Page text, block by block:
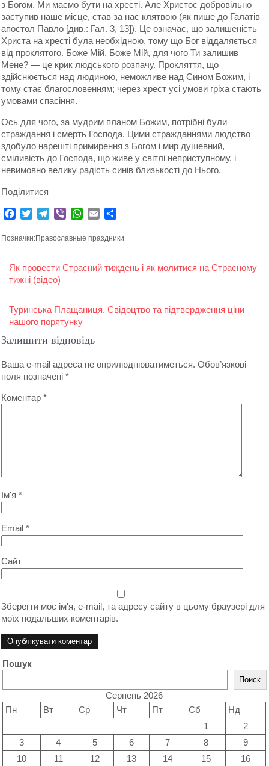
з Богом. Ми маємо бути на хресті. Але Христос добровільно
заступив наше місце, став за нас клятвою (як пише до Галатів
апостол Павло [див.: Гал. 3, 13]). Це означає, що залишеність
Христа на хресті була необхідною, тому що Бог віддаляється
від проклятого. Боже Мій, Боже Мій, для чого Ти залишив
Мене? — це крик людського розпачу. Прокляття, що
здійснюється над людиною, неможливе над Сином Божим, і
тому стає благословенням; через хрест усі умови гріха стають
умовами спасіння.
Ось для чого, за мудрим планом Божим, потрібні були
страждання і смерть Господа. Цими стражданнями людство
здобуло нарешті примирення з Богом і мир душевний,
сміливість до Господа, що живе у світлі неприступному, і
невимовно велику радість синів близькості до Нього.
Подiлитися
Facebook
TwitterTelegram
Viber WhatsApp
Email
Позначки:Православные праздники
записів
Як провести Страсний тиждень і як молитися на Страсному
тижні (відео)
Туринська Плащаниця. Свідоцтво та підтвердження ціни
нашого порятунку
Залишити відповідь
Ваша e-mail адреса не оприлюднюватиметься. Обов’язкові
поля позначені*
Коментар*
Ім'я*
Email*
Сайт
Зберегти моє ім'я, e-mail, та адресу сайту в цьому браузері для
моїх подальших коментарів.
Пошук
Поиск
Серпень 2026
Пн
Вт Ср Чт Пт Сб
Нд
1
2
3
4 5 6 7 8
9
10
11 12 13 14 15
16